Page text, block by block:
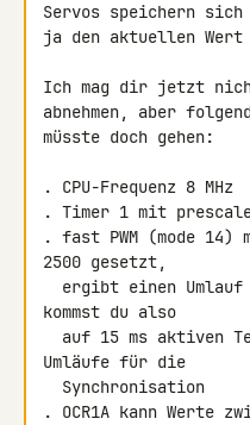
Servos speichern sich
ja den aktuellen Wert
Ich mag dir jetzt
abnehmen, aber
müsste doch gehen:
. CPU-Frequenz 8 MHz
. Timer 1 mit
. fast PWM (mode 14)
2500 gesetzt,
kommst du also
Umläufe für die
. OCR1A kann Werte